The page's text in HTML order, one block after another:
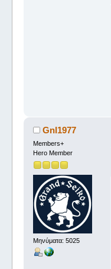
Gnl1977
Members+
Hero Member
Μηνύματα: 5025